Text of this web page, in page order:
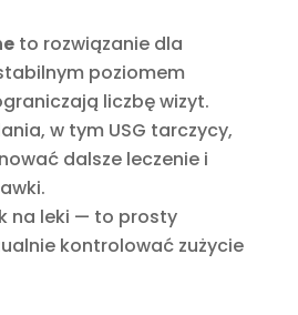
to rozwiązanie dla
poziomem
liczbę wizyt.
w tym USG tarczycy,
dalsze leczenie i
na leki — to prosty
kontrolować zużycie